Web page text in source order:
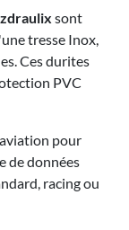
sont
tresse Inox,
Ces durites
PVC
pour
de données
racing ou